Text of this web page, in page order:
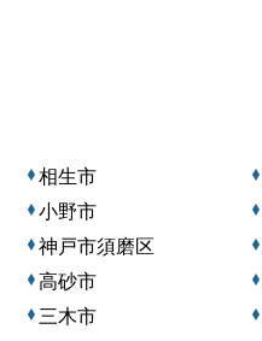
相生市
小野市
神戸市須磨区
高砂市
三木市